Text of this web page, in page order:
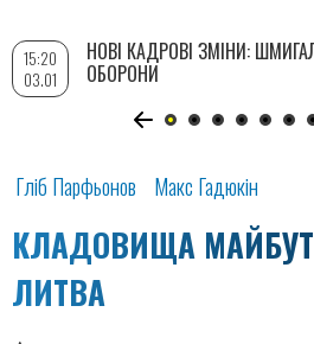
вмісту
Гліб Парфьонов Макс Гадюкін
КЛАДОВИЩА
ЛИТВА
15:20
03.01
НОВІ КАДРОВІ ЗМІНИ:
ОБОРОНИ